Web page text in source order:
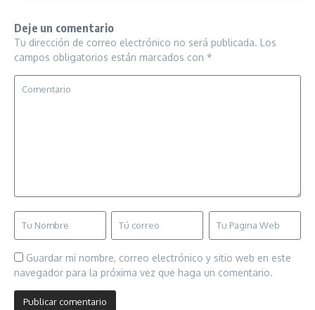
Deje un comentario
Tu dirección de correo electrónico no será publicada. Los
campos obligatorios están marcados con *
Guardar mi nombre, correo electrónico y sitio web en este
navegador para la próxima vez que haga un comentario.